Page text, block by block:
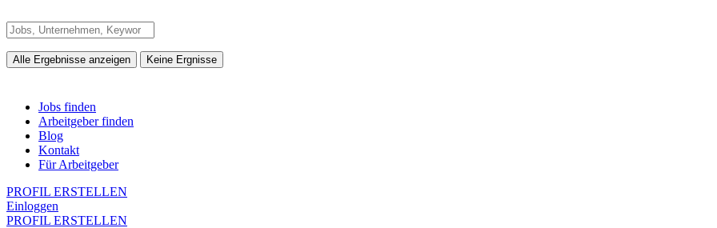
Alle Ergebnisse anzeigen Keine Ergnisse
Jobs finden
Arbeitgeber finden
Blog
Kontakt
Für Arbeitgeber
PROFIL ERSTELLEN
Einloggen
PROFIL ERSTELLEN